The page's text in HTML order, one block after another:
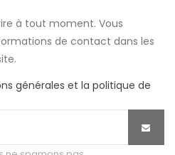
à tout moment. Vous
de contact dans les
générales et la politique de